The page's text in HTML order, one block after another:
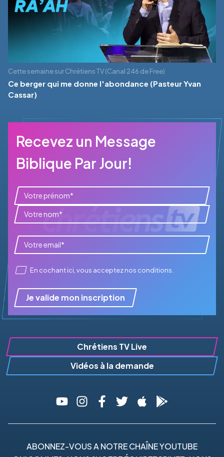
Cette semaine sur Chrétiens TV (Canal 246 de Free)
Ce berger qui me donne l'abondance (Pasteur Yvan
Cassar)
Recevez un Message
Biblique Par Jour!
En cochant ici, vous accepteznos conditions
Je valide mon inscription
Chrétiens TV Live
Vidéos à la demande
ABONNEZ-VOUS A NOTRE CHAÎNE YOUTUBE